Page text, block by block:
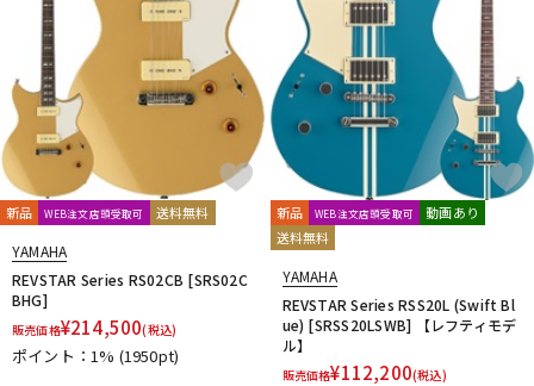
新品 WEB注文店頭受取可 送料無料
YAMAHA
REVSTAR Series RS02CB [SRS02C
BHG]
販売価格¥214,500(税込)
ポイント：1% (1950pt)
新品 WEB注文店頭受取可
動画あり
送料無料
YAMAHA
REVSTAR Series RSS20L (Swift Bl
ue) [SRSS20LSWB] 【レフティモデ
ル】
販売価格¥112,200(税込)